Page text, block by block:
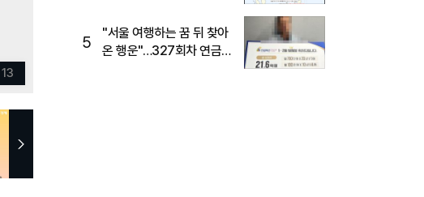
13
5
"서울 여행하는 꿈 뒤 찾아
온 행운"…327회차 연금